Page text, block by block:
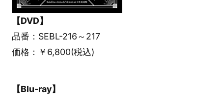
【DVD】
品番：SEBL-216～217
価格：￥6,800(税込)
【Blu-ray】